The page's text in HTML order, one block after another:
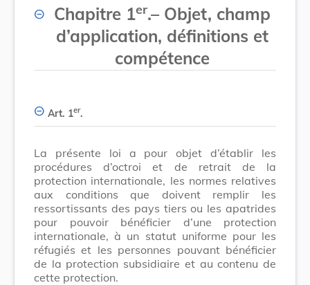
Chapitre 1er.– Objet, champ
d’application, définitions et
compétence
Art. 1er.
La présente loi a pour objet d’établir les
procédures d’octroi et de retrait de la
protection internationale, les normes relatives
aux conditions que doivent remplir les
ressortissants des pays tiers ou les apatrides
pour pouvoir bénéficier d’une protection
internationale, à un statut uniforme pour les
réfugiés et les personnes pouvant bénéficier
de la protection subsidiaire et au contenu de
cette protection.